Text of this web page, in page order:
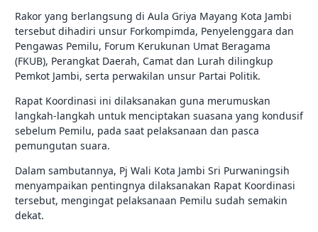
Rakor yang berlangsung di Aula Griya Mayang Kota Jambi
tersebut dihadiri unsur Forkompimda, Penyelenggara dan
Pengawas Pemilu, Forum Kerukunan Umat Beragama
(FKUB), Perangkat Daerah, Camat dan Lurah dilingkup
Pemkot Jambi, serta perwakilan unsur Partai Politik.
Rapat Koordinasi ini dilaksanakan guna merumuskan
langkah-langkah untuk menciptakan suasana yang kondusif
sebelum Pemilu, pada saat pelaksanaan dan pasca
pemungutan suara.
Dalam sambutannya, Pj Wali Kota Jambi Sri Purwaningsih
menyampaikan pentingnya dilaksanakan Rapat Koordinasi
tersebut, mengingat pelaksanaan Pemilu sudah semakin
dekat.